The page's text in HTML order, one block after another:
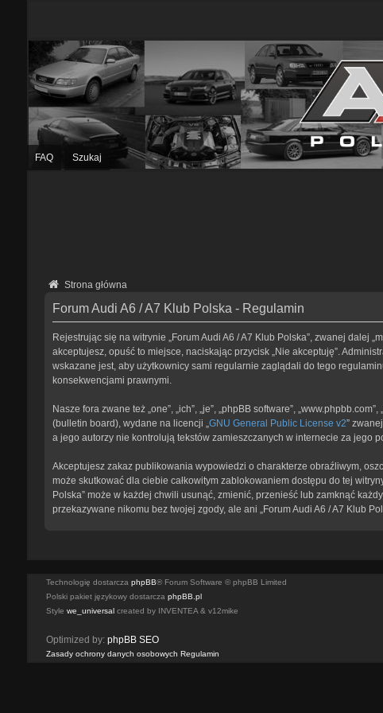
FAQ Szukaj
Strona główna
Forum Audi A6 / A7 Klub Polska - Regulamin
Rejestrując się na witrynie „Forum Audi A6 / A7 Klub Polska”, zwanej dalej
akceptujesz, opuść to miejsce, naciskając przycisk „Nie akceptuję”.
wskazane jest, aby użytkownicy sami regularnie zaglądali do tego
konsekwencjami prawnymi.
Nasze fora zwane też „one”, „ich”, „je”, „phpBB software”,
(bulletin board), wydane na licencji „GNU General Public License v2”
a jego autorzy nie kontrolują tekstów zamieszczanych w internecie za jego
Akceptujesz zakaz publikowania wypowiedzi o charakterze obraźliwym,
może skutkować dla ciebie całkowitym zablokowaniem dostępu do tej
Polska” może w każdej chwili usunąć, zmienić, przenieść lub zamknąć
przekazywane nikomu bez twojej zgody, ale ani „Forum Audi A6 / A7 Klub
Technologię dostarcza phpBB® Forum Software © phpBB Limited
Polski pakiet językowy dostarcza phpBB.pl
Style we_universalcreated by INVENTEA & v12mike
Optimized by: phpBB SEO
Zasady ochrony danych osobowych Regulamin